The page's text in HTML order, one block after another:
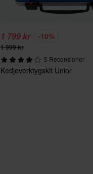
1 799 kr -10%
1 999 kr
5 Recensioner
Kedjeverktygskit Unior